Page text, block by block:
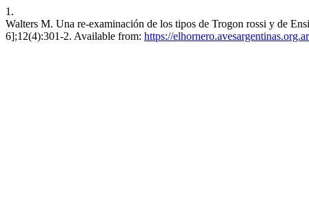
1.
Walters M. Una re-examinación de los tipos de Trogon rossi y de
6];12(4):301-2. Available from: https://